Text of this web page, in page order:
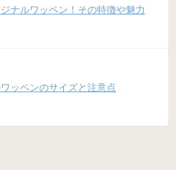
ナルワッペン！その特徴や魅力
ッペンのサイズと注意点